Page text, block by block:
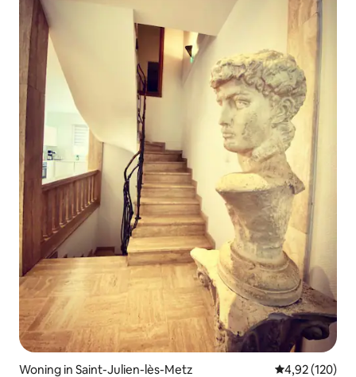
Woning in Saint-Julien-lès-Metz Gemiddelde
4,92 (120)